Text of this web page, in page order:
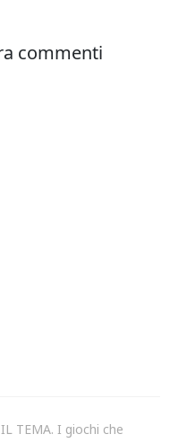
IL TEMA. I giochi che